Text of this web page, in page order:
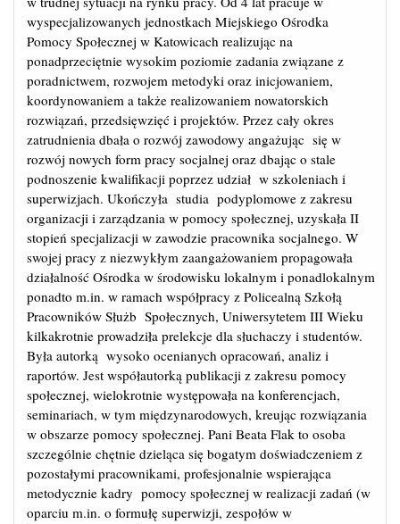
wyspecjalizowanych jednostkach Miejskiego Ośrodka
Pomocy Społecznej w Katowicach realizując na
ponadprzeciętnie wysokim poziomie zadania związane z
poradnictwem, rozwojem metodyki oraz inicjowaniem,
koordynowaniem a także realizowaniem nowatorskich
rozwiązań, przedsięwzięć i projektów. Przez cały okres
zatrudnienia dbała o rozwój zawodowy angażując się w
rozwój nowych form pracy socjalnej oraz dbając o stale
podnoszenie kwalifikacji poprzez udział w szkoleniach i
superwizjach. Ukończyła studia podyplomowe z zakresu
organizacji i zarządzania w pomocy społecznej, uzyskała II
stopień specjalizacji w zawodzie pracownika socjalnego. W
swojej pracy z niezwykłym zaangażowaniem propagowała
działalność Ośrodka w środowisku lokalnym i ponadlokalnym
ponadto m.in. w ramach współpracy z Policealną Szkołą
Pracowników Służb Społecznych, Uniwersytetem III Wieku
kilkakrotnie prowadziła prelekcje dla słuchaczy i studentów.
Była autorką wysoko ocenianych opracowań, analiz i
raportów. Jest współautorką publikacji z zakresu pomocy
społecznej, wielokrotnie występowała na konferencjach,
seminariach, w tym międzynarodowych, kreując rozwiązania
w obszarze pomocy społecznej. Pani Beata Flak to osoba
szczególnie chętnie dzieląca się bogatym doświadczeniem z
pozostałymi pracownikami, profesjonalnie wspierająca
metodycznie kadry pomocy społecznej w realizacji zadań (w
oparciu m.in. o formułę superwizji, zespołów w